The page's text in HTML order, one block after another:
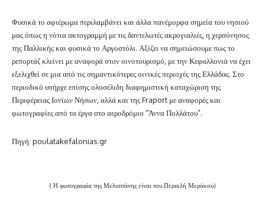
Φυσικά το αφιέρωμα περιλαμβάνει και άλλα πανέμορφα σημεία του νησιού
μας όπως η νότια ακτογραμμή με τις δαντελωτές ακρογιαλιές, η χερσόνησος
της Παλλικής και φυσικά το Αργοστόλι. Αξίζει να σημειώσουμε πως το
ρεπορτάζ κλείνει με αναφορά στον οινοτουρισμό, με την Κεφαλλονιά να έχει
εξελιχθεί σε μια από τις σημαντικότερες οινικές περιοχές της Ελλάδας. Στο
περιοδικό υπήρχε επίσης ολοσέλιδη διαφημιστική καταχώριση της
Περιφέρειας Ιονίων Νήσων, αλλά και της Fraport με αναφορές και
φωτογραφίες από τα έργα στο αεροδρόμιο “Άννα Πολλάτου”.
Πηγή: poulatakefalonias.gr
( Η φωτογραφία της Μελισσάνης είναι του Περικλή Μεράκου)